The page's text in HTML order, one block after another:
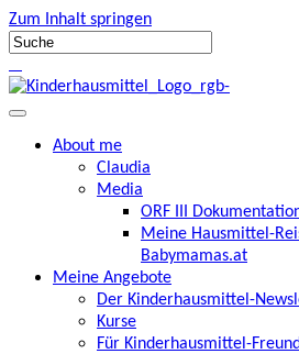
Zum Inhalt springen
About me
Claudia
Media
ORF III
Meine Hausmittel-
Babymamas.at
Meine Angebote
Der Kinderhausmittel-
Kurse
Für Kinderhausmittel-